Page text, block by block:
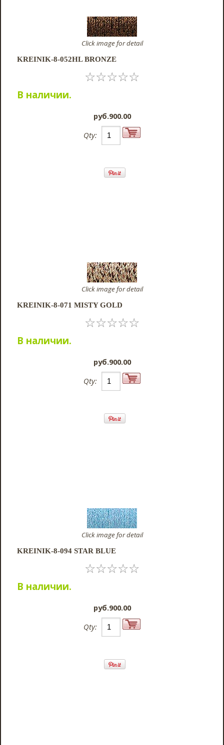
Click image for detail
KREINIK-8-052HL BRONZE
☆☆☆☆☆
В наличии.
pyб.900.00
Qty:
Click image for detail
KREINIK-8-071 MISTY GOLD
☆☆☆☆☆
В наличии.
pyб.900.00
Qty:
Click image for detail
KREINIK-8-094 STAR BLUE
☆☆☆☆☆
В наличии.
pyб.900.00
Qty: